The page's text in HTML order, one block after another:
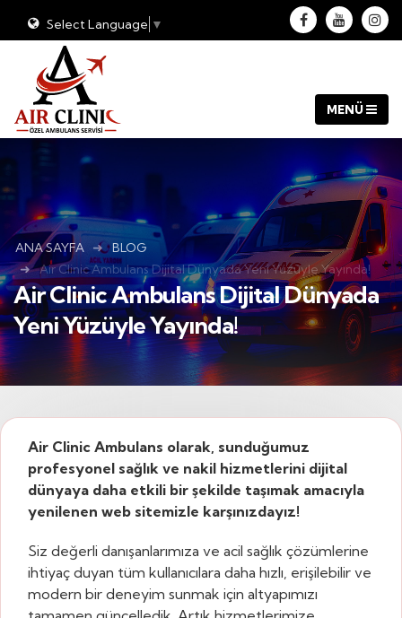
Select Language ▼
ANA SAYFA
BLOG
Air Clinic Ambulans Dijital Dünyada Yeni Yüzüyle Yayında!
Air Clinic Ambulans Dijital Dünyada
Yeni Yüzüyle Yayında!
Air Clinic Ambulans olarak, sunduğumuz
profesyonel sağlık ve nakil hizmetlerini dijital
dünyaya daha etkili bir şekilde taşımak amacıyla
yenilenen web sitemizle karşınızdayız!
Siz değerli danışanlarımıza ve acil sağlık çözümlerine
ihtiyaç duyan tüm kullanıcılara daha hızlı, erişilebilir ve
modern bir deneyim sunmak için altyapımızı